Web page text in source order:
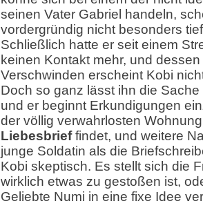
seinen Vater Gabriel handeln,
vordergründig nicht besonders
Schließlich hatte er seit einem
keinen Kontakt mehr, und
Verschwinden erscheint Kobi
Doch so ganz lässt ihn die
und er beginnt Erkundigungen
der völlig verwahrlosten
Liebesbrieffindet, und weitere
junge Soldatin als die
Kobi skeptisch. Es stellt sich die
wirklich etwas zu gestoßen ist,
Geliebte Numi in eine fixe Idee